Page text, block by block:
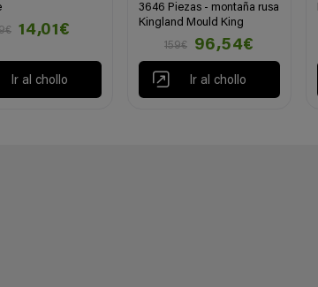
14,01€
Ir al chollo
3646 Piezas - montaña rusa
Kingland Mould King
159€
96,54€
Ir al chollo